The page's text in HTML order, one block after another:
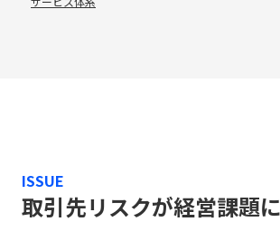
ISSUE
取引先リスクが経営課題